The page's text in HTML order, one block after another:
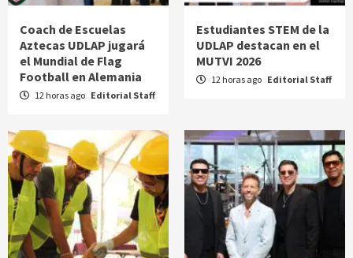
Coach de Escuelas
Aztecas UDLAP jugará
el Mundial de Flag
Football en Alemania
12 horas ago Editorial Staff
Estudiantes STEM de la
UDLAP destacan en el
MUTVI 2026
12 horas ago Editorial Staff